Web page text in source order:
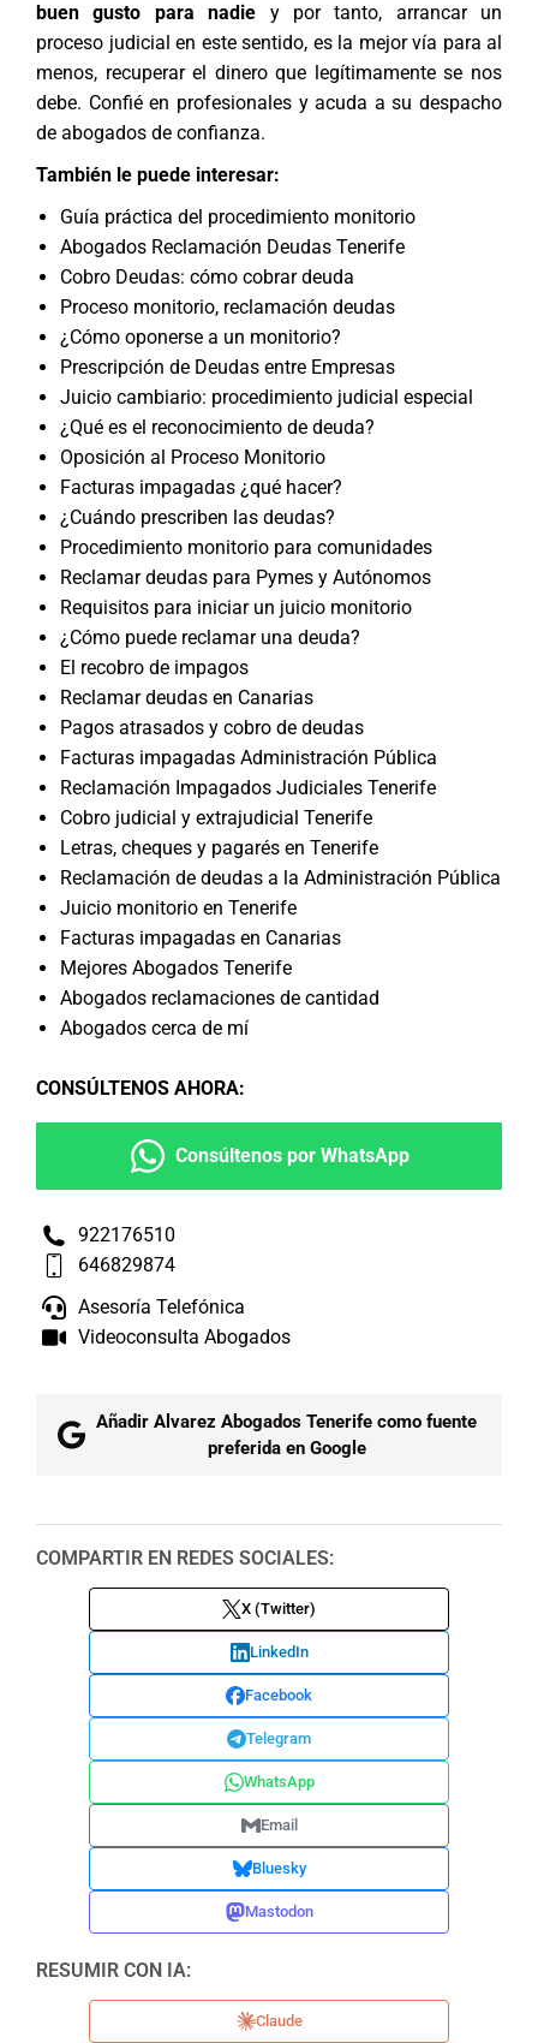
buen gusto para nadie y por tanto, arrancar un
proceso judicial en este sentido, es la mejor vía para al
menos, recuperar el dinero que legítimamente se nos
debe. Confié en profesionales y acuda a su despacho
de abogados de confianza.
También le puede interesar:
Guía práctica del procedimiento monitorio
Abogados Reclamación Deudas Tenerife
Cobro Deudas: cómo cobrar deuda
Proceso monitorio, reclamación deudas
¿Cómo oponerse a un monitorio?
Prescripción de Deudas entre Empresas
Juicio cambiario: procedimiento judicial especial
¿Qué es el reconocimiento de deuda?
Oposición al Proceso Monitorio
Facturas impagadas ¿qué hacer?
¿Cuándo prescriben las deudas?
Procedimiento monitorio para comunidades
Reclamar deudas para Pymes y Autónomos
Requisitos para iniciar un juicio monitorio
¿Cómo puede reclamar una deuda?
El recobro de impagos
Reclamar deudas en Canarias
Pagos atrasados y cobro de deudas
Facturas impagadas Administración Pública
Reclamación Impagados Judiciales Tenerife
Cobro judicial y extrajudicial Tenerife
Letras, cheques y pagarés en Tenerife
Reclamación de deudas a la Administración Pública
Juicio monitorio en Tenerife
Facturas impagadas en Canarias
Mejores Abogados Tenerife
Abogados reclamaciones de cantidad
Abogados cerca de mí
CONSÚLTENOS AHORA:
Consúltenos por WhatsApp
922176510
646829874
Asesoría Telefónica
Videoconsulta Abogados
Añadir Alvarez Abogados Tenerife como fuente
preferida en Google
COMPARTIR EN REDES SOCIALES:
X (Twitter)
LinkedIn
Facebook
Telegram
WhatsApp
Email
Bluesky
Mastodon
RESUMIR CON IA:
Claude